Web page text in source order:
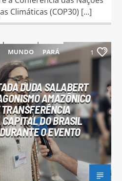
Climáticas (COP30) […]
MUNDO
PARÁ
1
DUDA SALABERT
AMAZÔNICO
DO BRASIL
O EVENTO